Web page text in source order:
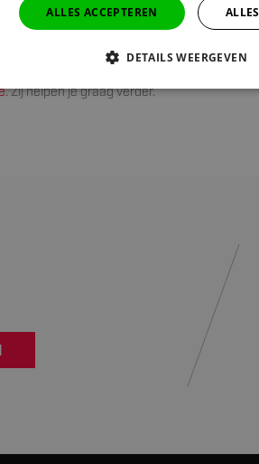
en personaliseren doe je eenvoudig via
of personaliseren van de juiste sportprijs?
. Zij helpen je graag verder.
ALLES ACCEPTEREN
DETAILS WEERGEVEN